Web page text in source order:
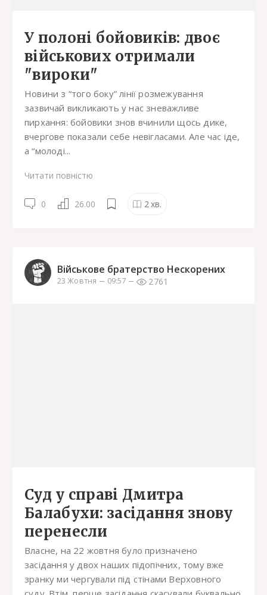
У полоні бойовиків: двоє
військових отримали
"вироки"
Новини з “того боку” лінії розмежування
зазвичай викликають у нас зневажливе
пирхання: бойовики знов вчинили щось дике,
вчергове показали себе невігласами. Але час іде,
а “молоді...
Читати повністю
0 26.00 2хв.
Військове братерство Нескорених
23 Жовтня 09:57 2761
Суд у справі Дмитра
Балабухи: засідання знову
перенесли
Власне, на 22 жовтня було призначено
засідання у двох наших підопічних, тому вже
зранку ми чергували під стінами Верховного